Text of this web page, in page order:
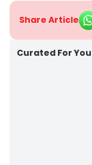
Share Article
Curated For You